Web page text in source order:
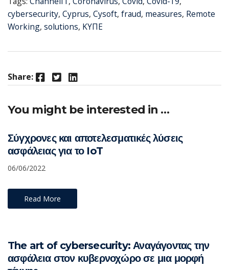
cybersecurity, Cyprus, Cysoft, fraud, measures, Remote
Working, solutions, ΚΥΠΕ
Share: Facebook Twitter LinkedIn
You might be interested in …
Σύγχρονες και αποτελεσματικές λύσεις
ασφάλειας για το IoT
06/06/2022
Read More
The art of cybersecurity: Αναγάγοντας την
ασφάλεια στον κυβερνοχώρο σε μια μορφή